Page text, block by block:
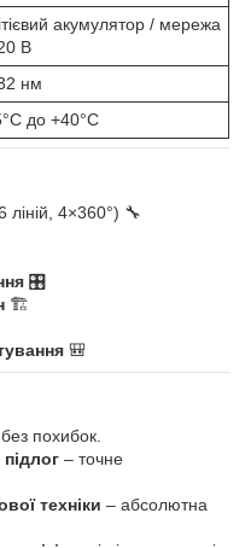
акумулятор / мережа
В
нм
до +40°C
ліній, 4×360°) 🔧
🎛
🏗
🎒
похибок.
– точне
техніки – абсолютна